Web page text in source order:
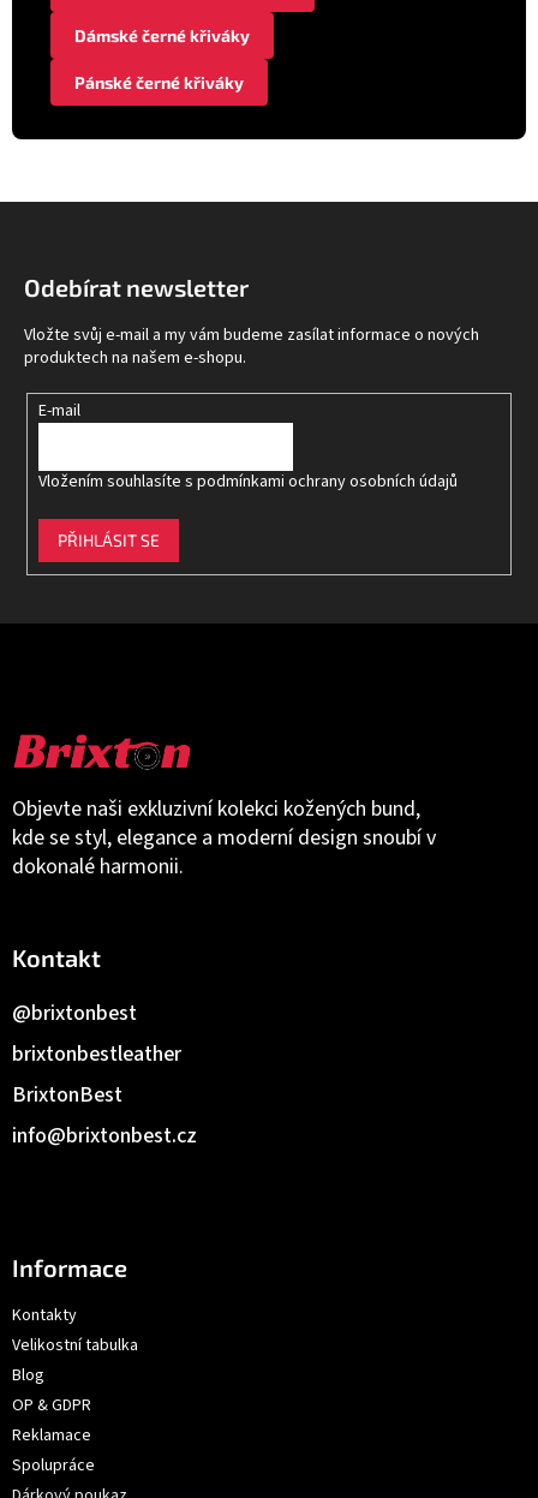
Dámské černé křiváky
Pánské černé křiváky
Objevte naši exkluzivní kolekci kožených bund,
kde se styl, elegance a moderní design snoubí v
dokonalé harmonii.
Kontakt
info@brixtonbest.cz
BrixtonBest
brixtonbestleather
@brixtonbest
Informace
Kontakty
Velikostní tabulka
Blog
OP & GDPR
Reklamace
Spolupráce
Odebírat newsletter
Vložte svůj e-mail a my vám budeme zasílat informace o nových
produktech na našem e-shopu.
E-mail
Vložením souhlasíte s podmínkami ochrany osobních údajů
PŘIHLÁSIT SE